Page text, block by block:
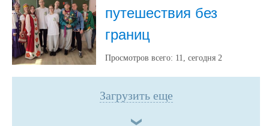
путешествия без
границ
Просмотров всего: 11, сегодня 2
Загрузить еще